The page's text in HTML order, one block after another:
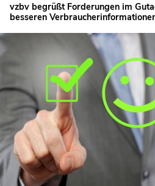
vzbv begrüßt Forderungen im
besseren